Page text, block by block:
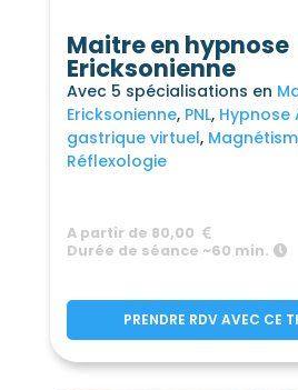
Maitre en hypnose
Ericksonienne
Avec 5 spécialisations en
Ericksonienne PNL Hypnose
gastrique virtuel
Réflexologie
A partir de 80,00
Durée de séance ~60 min.
PRENDRE RDV AVEC CE